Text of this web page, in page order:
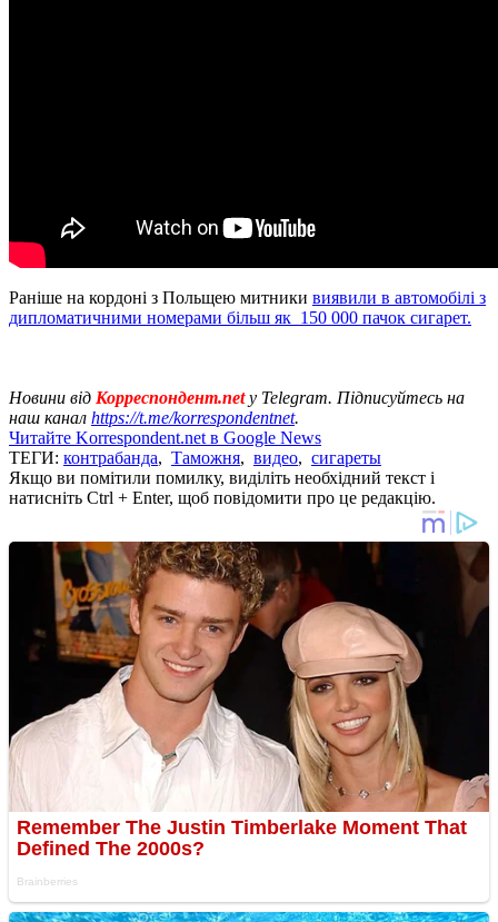
Раніше на кордоні з Польщею митники виявили в автомобілі з
дипломатичними номерами більш як 150 000 пачок сигарет.
Новини від Корреспондент.net у Telegram. Підписуйтесь на
наш канал https://t.me/korrespondentnet.
Читайте Korrespondent.net в Google News
ТЕГИ: контрабанда, Таможня, видео, сигареты
Якщо ви помітили помилку, виділіть необхідний текст і
натисніть Ctrl + Enter, щоб повідомити про це редакцію.